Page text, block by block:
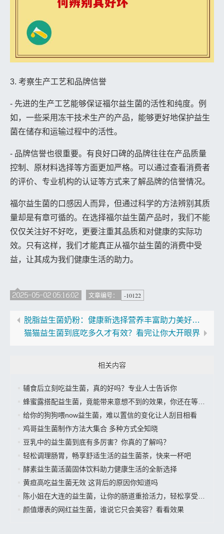
3. 考察生产工艺和品牌信誉
- 先进的生产工艺能够保证福尔益生菌的活性和纯度。例
如，一些采用冻干技术生产的产品，能够更好地保护益生
菌在储存和运输过程中的活性。
- 品牌信誉也很重要。有良好口碑的品牌往往在产品质量
控制、原材料选择等方面更加严格。可以通过查看消费者
的评价、专业机构的认证等方式来了解品牌的信誉情况。
福尔益生菌的口感因人而异，但通过科学的方法辨别其质
量却是有章可循的。在选择福尔益生菌产品时，我们不能
仅仅关注好不好吃，更要注重其品质和对健康的实际功
效。只有这样，我们才能真正从福尔益生菌的消费中受
益，让其成为我们健康生活的助力。
2025-05-02 05:16:02 文章编号： -10122
脱脂益生菌奶粉：健康新选择营养丰富助力美好生活
猫猫益生菌到底吃多久才有效？看完让你大开眼界
相关内容
辅食后立刻吃益生菌，真的好吗？专业人士告诉你
蜂蜜露搭配益生菌，竟能带来意想不到的效果，你还在等什么？
给你的狗狗喂now益生菌，难以置信的变化让人刮目相看
鸡哥益生菌制作方法大集合 多种方式全知晓
豆乳中的益生菌到底有多厉害？你真的了解吗？
轻松调理肠胃，畅享舒适生活的益生菌茶，快来一杯吧
酵素益生菌活菌固体饮料助力健康生活的全新选择
黄疸高吃益生菌无效 这背后的原因你知道吗
陈小姐在大连的益生菌，让你的肠道重拾活力，轻松享受美好生活”
颜值爆表的网红益生菌，谁说它只会美容？看看效果